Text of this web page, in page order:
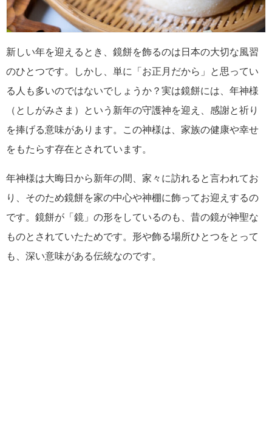
新しい年を迎えるとき、鏡餅を飾るのは日本の大切な風習
のひとつです。しかし、単に「お正月だから」と思ってい
る人も多いのではないでしょうか？実は鏡餅には、年神様
（としがみさま）という新年の守護神を迎え、感謝と祈り
を捧げる意味があります。この神様は、家族の健康や幸せ
をもたらす存在とされています。
年神様は大晦日から新年の間、家々に訪れると言われてお
り、そのため鏡餅を家の中心や神棚に飾ってお迎えするの
です。鏡餅が「鏡」の形をしているのも、昔の鏡が神聖な
ものとされていたためです。形や飾る場所ひとつをとって
も、深い意味がある伝統なのです。